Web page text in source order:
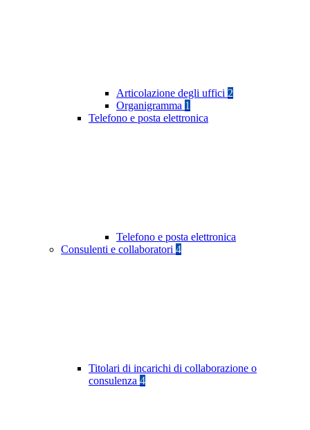
Articolazione degli uffici 2
Organigramma 1
Telefono e posta elettronica
Telefono e posta elettronica
Consulenti e collaboratori 4
Titolari di incarichi di collaborazione o
consulenza 4